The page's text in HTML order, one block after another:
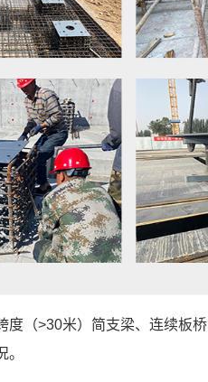
度（>30米）简支梁、连续板